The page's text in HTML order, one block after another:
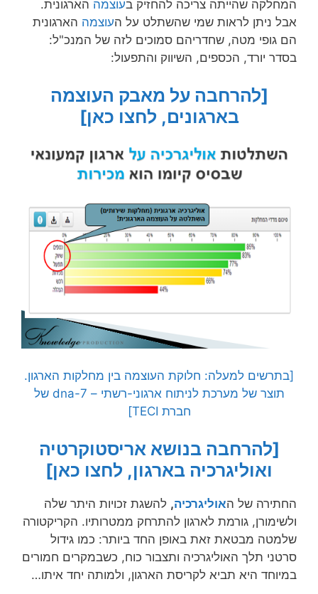
[בתרשים למעלה: חלוקת העוצמה בין מחלקות הארגון.
תוצר של מערכת לניתוח ארגוני-רשתי – dna-7 של
חברת TECI]
[להרחבה בנושא אריסטוקרטיה
ואוליגרכיה בארגון, לחצו כאן]
החתירה של האוליגרכיה,להשגת זכויות היתר שלה
ולשימורן, גורמת לארגון להתרחק ממטרותיו. הקריקטורה
שלמטה מבטאת זאת באופן החד ביותר: כמו גידול
במיוחד היא תביא לקריסת הארגון, ולמותה יחד איתו…